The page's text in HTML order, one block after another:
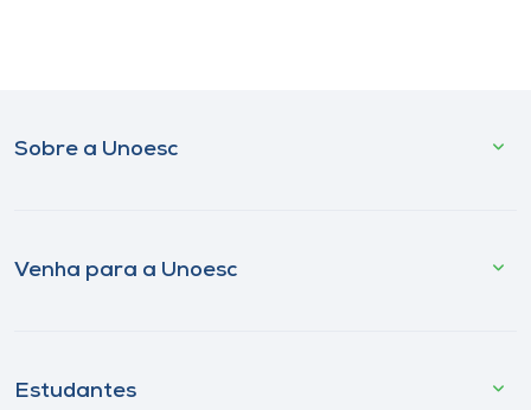
Sobre a Unoesc
Venha para a Unoesc
Estudantes